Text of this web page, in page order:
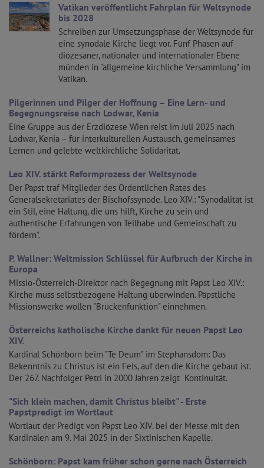
Vatikan veröffentlicht Fahrplan für Weltsynode
bis 2028
Schreiben zur Umsetzungsphase der Weltsynode für
eine synodale Kirche liegt vor. Fünf Phasen auf
diözesaner, nationaler und internationaler Ebene
münden in "allgemeine kirchliche Versammlung" im
Vatikan.
Pilgerinnen und Pilger der Hoffnung – Eine Lern- und
Begegnungsreise nach Lodwar, Kenia
Eine Gruppe aus der Erzdiözese Wien reist im Juli 2025 nach
Lodwar, Kenia – für interkulturellen Austausch, gemeinsames
Lernen und gelebte weltkirchliche Solidarität.
Leo XIV. stärkt Reformprozess der Weltsynode
Der Papst traf Mitglieder des Ordentlichen Rates des
Generalsekretariates der Bischofssynode. Leo XIV.: "Synodalität ist
ein Stil, eine Haltung, die uns hilft, Kirche zu sein und
authentische Erfahrungen von Teilhabe und Gemeinschaft zu
fördern".
P. Wallner: Weltmission Schlüssel für Aufbruch der Kirche in
Europa
Missio-Österreich-Direktor nach Begegnung mit Papst Leo XIV.:
Kirche muss selbstbezogene Haltung überwinden. Päpstliche
Missionswerke wollen "Brückenfunktion" einnehmen.
Österreichs katholische Kirche dankt für neuen Papst Leo
XIV.
Kardinal Schönborn beim "Te Deum" im Stephansdom: Das
Bekenntnis zu Christus ist ein Fels, auf den die Kirche gebaut ist.
Der 267. Nachfolger Petri in 2000 Jahren zeigt Kontinuität.
"Sich klein machen, damit Christus bleibt" - Erste
Papstpredigt im Wortlaut
Wortlaut der Predigt von Papst Leo XIV. bei der Messe mit den
Kardinälen am 9. Mai 2025 in der Sixtinischen Kapelle.
Schönborn: Papst kam früher schon gerne nach Österreich